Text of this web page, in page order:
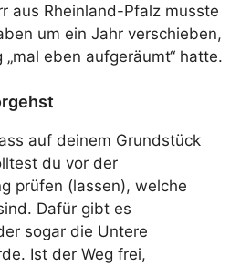
aus Rheinland-Pfalz musste
um ein Jahr verschieben,
eben aufgeräumt“ hatte.
auf deinem Grundstück
du vor der
prüfen (lassen), welche
Dafür gibt es
sogar die Untere
Ist der Weg frei,